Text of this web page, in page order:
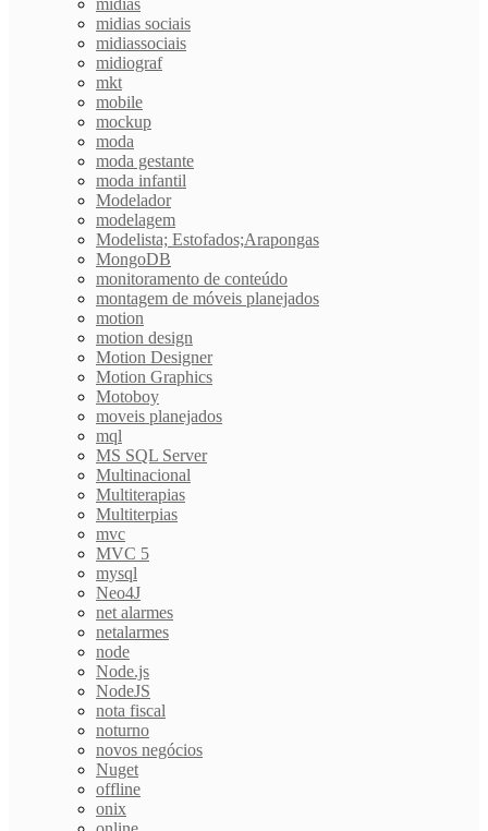
midias
midias sociais
midiassociais
midiograf
mkt
mobile
mockup
moda
moda gestante
moda infantil
Modelador
modelagem
Modelista; Estofados;Arapongas
MongoDB
monitoramento de conteúdo
montagem de móveis planejados
motion
motion design
Motion Designer
Motion Graphics
Motoboy
moveis planejados
mql
MS SQL Server
Multinacional
Multiterapias
Multiterpias
mvc
MVC 5
mysql
Neo4J
net alarmes
netalarmes
node
Node.js
NodeJS
nota fiscal
noturno
novos negócios
Nuget
offline
onix